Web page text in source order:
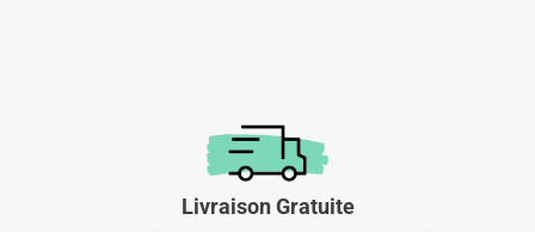
Livraison Gratuite